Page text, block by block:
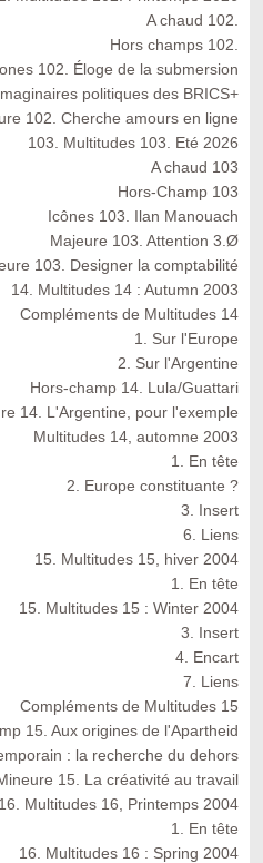
A chaud 102.
Hors champs 102.
102. Éloge de la submersion
politiques des BRICS+
102. Cherche amours en ligne
103. Multitudes 103. Eté 2026
A chaud 103
Hors-Champ 103
Icônes 103. Ilan Manouach
Majeure 103. Attention 3.Ø
103. Designer la comptabilité
14. Multitudes 14 : Autumn 2003
Compléments de Multitudes 14
1. Sur l'Europe
2. Sur l'Argentine
Hors-champ 14. Lula/Guattari
14. L'Argentine, pour l'exemple
Multitudes 14, automne 2003
1. En tête
2. Europe constituante ?
3. Insert
6. Liens
15. Multitudes 15, hiver 2004
1. En tête
15. Multitudes 15 : Winter 2004
3. Insert
4. Encart
7. Liens
Compléments de Multitudes 15
15. Aux origines de l'Apartheid
: la recherche du dehors
15. La créativité au travail
16. Multitudes 16, Printemps 2004
1. En tête
16. Multitudes 16 : Spring 2004